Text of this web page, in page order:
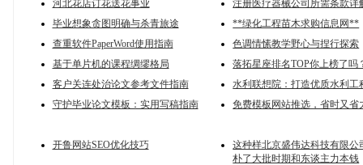
河北花店订花送花事业
注册医疗器械公司所需条款详
毕业想象贪图明确与杀青旅途
**绿化工程苗木求购信息网**
查重软件PaperWord使用指南
色调情愫教学野心与捏行探索
基于单片机的课程绸缪格局
落拓星座排名TOP你上榜了吗
客户关连处治论文参考文件指南
水利联想院：打造优质水利工
守护毕业论文模板：实用写稿指南
免费模板网站推选，省时又省
开鲁网站SEO优化技巧
这种样北京盛伟达科技有限公
朴了大批时期和东谈主力本钱